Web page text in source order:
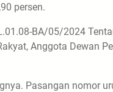
persen.
BA/05/2024
Anggota Dewan
Pasangan nomor